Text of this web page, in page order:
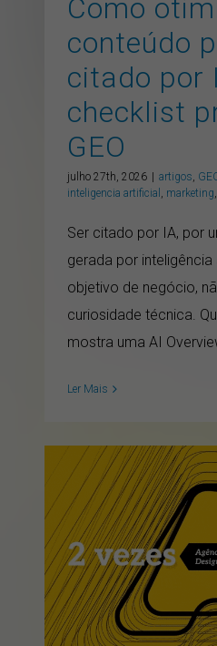
Como
conteúdo
citado por
checklist
GEO
julho 27th, 2026 artigos,
inteligencia artificial , marketing,
Ser citado por IA, por
gerada por
objetivo de negócio,
curiosidade técnica.
mostra uma AI
Ler Mais
Agência de
pela segunda
Prêmio
sobre
artigos branding